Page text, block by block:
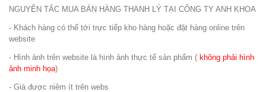
NGUYÊN TẮC MUA BÁN HÀNG THANH LÝ TẠI CÔNG TY ANH KHOA
- Khách hàng có thể tới trực tiếp kho hàng hoặc đặt hàng online trên
website
- Hình ảnh trên website là hình ảnh thực tế sản phẩm ( không phải hình
ảnh minh họa)
- Giá được niêm ít trên webs